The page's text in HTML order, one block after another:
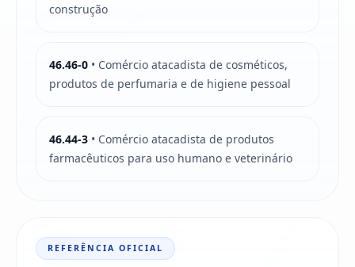
construção
46.46-0 • Comércio atacadista de cosméticos,
produtos de perfumaria e de higiene pessoal
46.44-3 • Comércio atacadista de produtos
farmacêuticos para uso humano e veterinário
REFERÊNCIA OFICIAL